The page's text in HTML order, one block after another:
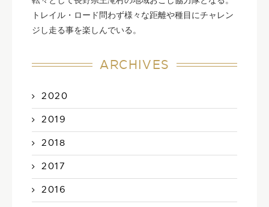
トレイル・ロード問わず様々な距離や種目にチャレン
ジし走る事を楽しんでいる。
ARCHIVES
2020
2019
2018
2017
2016